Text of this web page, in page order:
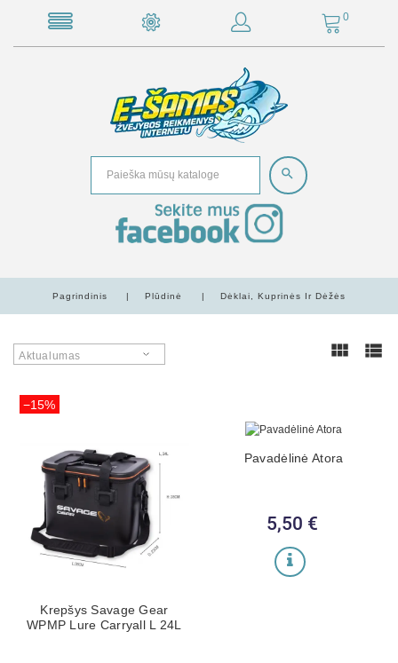
0
Pagrindinis Plūdinė Dėklai, Kuprinės Ir Dėžės
Aktualumas
−15%
Krepšys Savage Gear
WPMP Lure Carryall L 24L
Pavadėlinė Atora
Kaina
5,50 €